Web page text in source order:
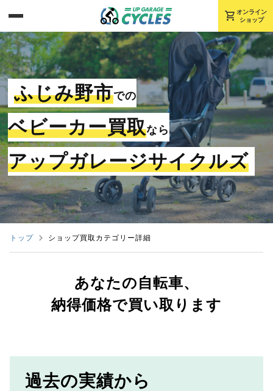
shopping_cart オンライン
ショップ
ふじみ野市での
ベビーカー買取なら
アップガレージサイクルズ
トップ ショップ買取カテゴリー詳細
あなたの自転車、
納得価格で買い取ります
過去の実績から